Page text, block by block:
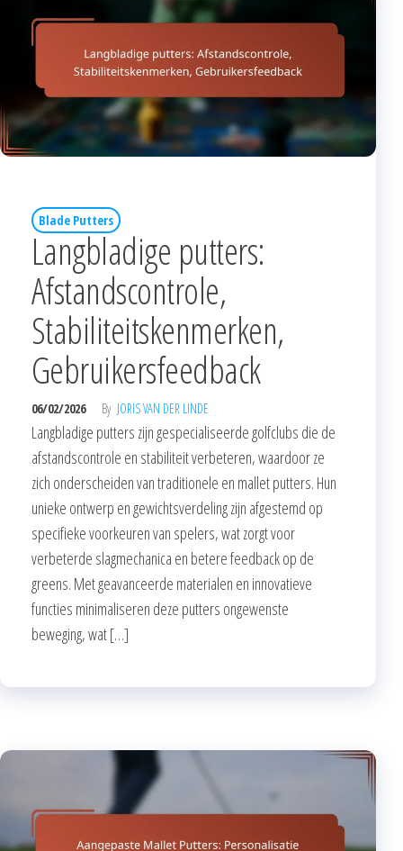
Blade Putters
Langbladige putters:
Afstandscontrole,
Stabiliteitskenmerken,
Gebruikersfeedback
06/02/2026 By JORIS VAN DER LINDE
Langbladige putters zijn gespecialiseerde golfclubs die de
afstandscontrole en stabiliteit verbeteren, waardoor ze
zich onderscheiden van traditionele en mallet putters. Hun
unieke ontwerp en gewichtsverdeling zijn afgestemd op
specifieke voorkeuren van spelers, wat zorgt voor
verbeterde slagmechanica en betere feedback op de
greens. Met geavanceerde materialen en innovatieve
functies minimaliseren deze putters ongewenste
beweging, wat […]